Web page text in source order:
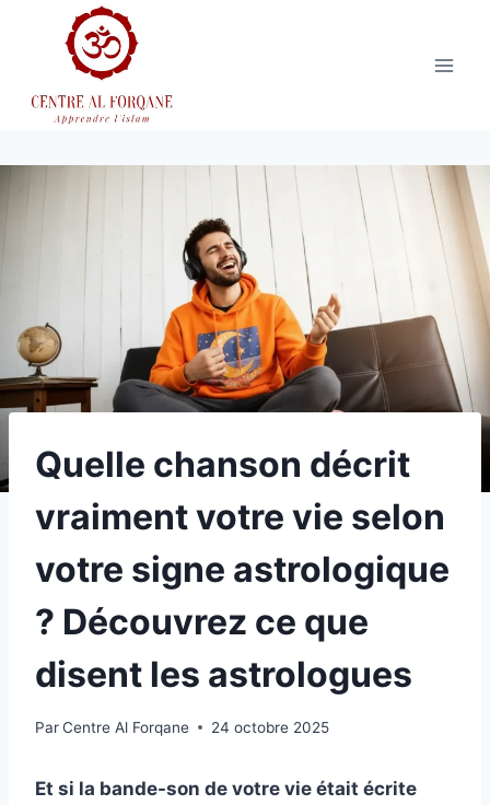
Quelle chanson décrit
vraiment votre vie selon
votre signe astrologique
? Découvrez ce que
disent les astrologues
ParCentre Al Forqane 24 octobre 2025
Et si la bande-son de votre vie était écrite